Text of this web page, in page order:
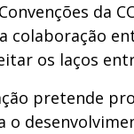
da
colaboração
os laços
pretende
o